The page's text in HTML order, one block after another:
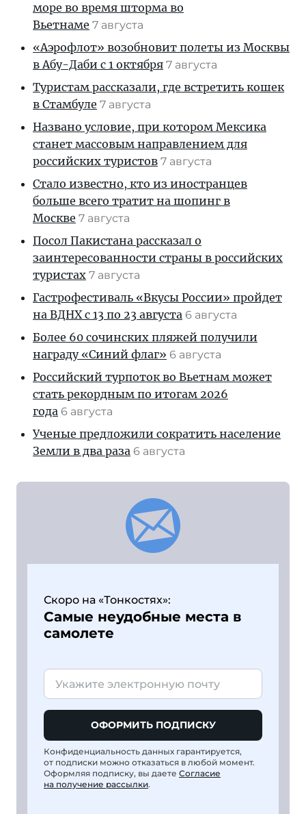
море во время шторма во
Вьетнаме 7 августа
«Аэрофлот» возобновит полеты из Москвы
в Абу-Даби с 1 октября 7 августа
Туристам рассказали, где встретить кошек
в Стамбуле 7 августа
Названо условие, при котором Мексика
станет массовым направлением для
российских туристов 7 августа
Стало известно, кто из иностранцев
больше всего тратит на шопинг в
Москве 7 августа
Посол Пакистана рассказал о
заинтересованности страны в российских
туристах 7 августа
Гастрофестиваль «Вкусы России» пройдет
на ВДНХ с 13 по 23 августа 6 августа
Более 60 сочинских пляжей получили
награду «Синий флаг» 6 августа
Российский турпоток во Вьетнам может
стать рекордным по итогам 2026
года 6 августа
Ученые предложили сократить население
Земли в два раза 6 августа
Скоро на «Тонкостях»:
Самые неудобные места в
самолете
ОФОРМИТЬ ПОДПИСКУ
Конфиденциальность данных гарантируется,
от подписки можно отказаться в любой момент.
Оформляя подписку, вы даете Согласие
на получение рассылки.